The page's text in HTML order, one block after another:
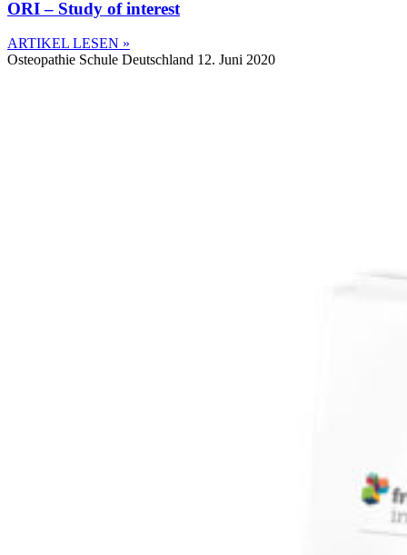
ORI – Study of interest
ARTIKEL LESEN »
Osteopathie Schule Deutschland 12. Juni 2020